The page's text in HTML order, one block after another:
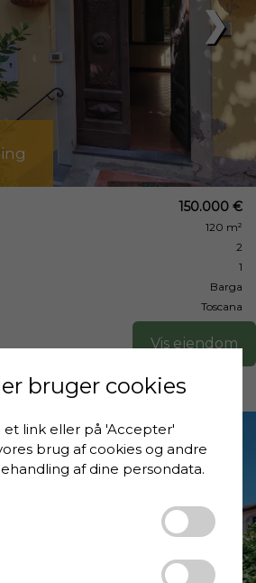
❯
150.000 €
120 m²
2
1
Barga
Toscana
Vis ejendom
❯
bruger cookies
et link eller på 'Accepter'
brug af cookies og andre
af dine persondata.